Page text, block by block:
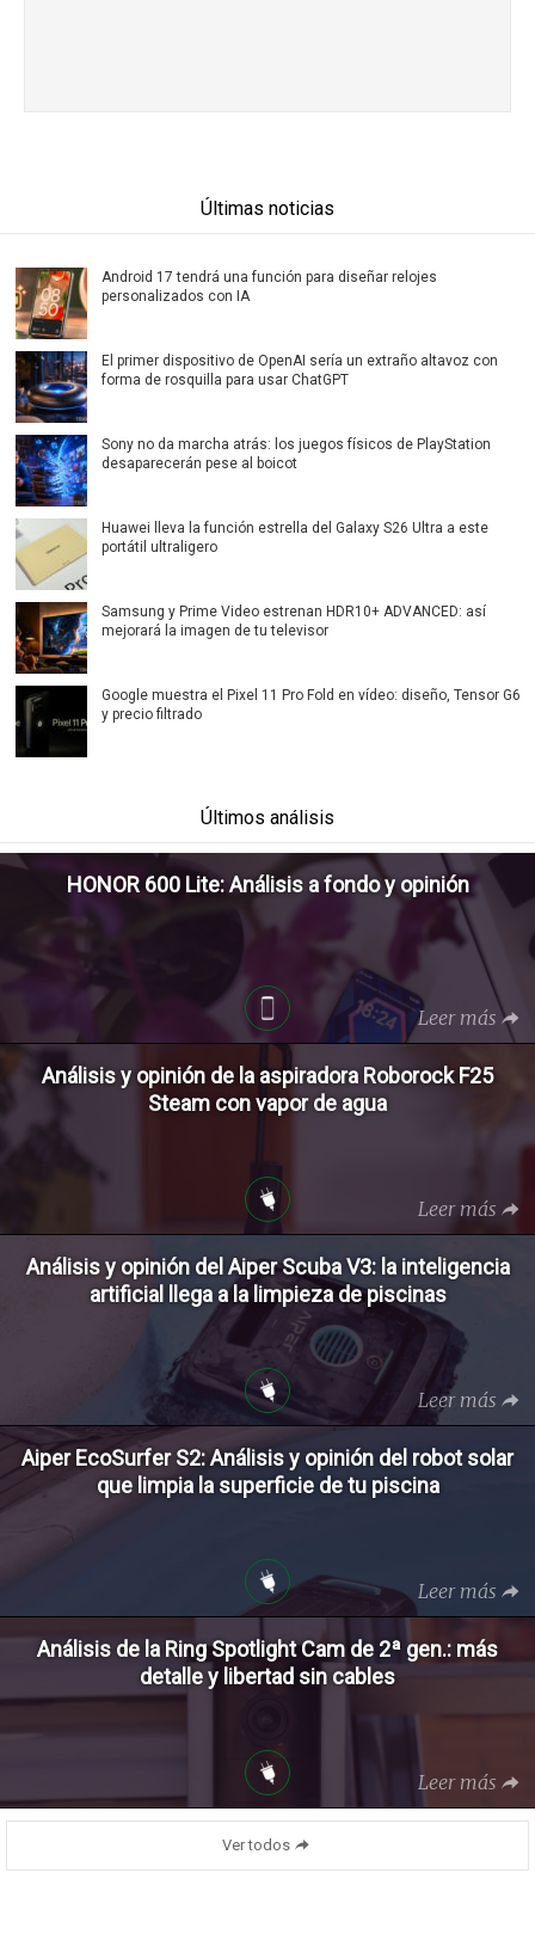
Últimas noticias
Android 17 tendrá una función para diseñar relojes
personalizados con IA
El primer dispositivo de OpenAI sería un extraño altavoz con
forma de rosquilla para usar ChatGPT
Sony no da marcha atrás: los juegos físicos de PlayStation
desaparecerán pese al boicot
Huawei lleva la función estrella del Galaxy S26 Ultra a este
portátil ultraligero
Samsung y Prime Video estrenan HDR10+ ADVANCED: así
mejorará la imagen de tu televisor
Google muestra el Pixel 11 Pro Fold en vídeo: diseño, Tensor G6
y precio filtrado
Últimos análisis
HONOR 600 Lite: Análisis a fondo y opinión
Leer más
Análisis y opinión de la aspiradora Roborock F25
Steam con vapor de agua
Leer más
Análisis y opinión del Aiper Scuba V3: la inteligencia
artificial llega a la limpieza de piscinas
Leer más
Aiper EcoSurfer S2: Análisis y opinión del robot solar
que limpia la superficie de tu piscina
Leer más
Análisis de la Ring Spotlight Cam de 2ª gen.: más
detalle y libertad sin cables
Leer más
Ver todos